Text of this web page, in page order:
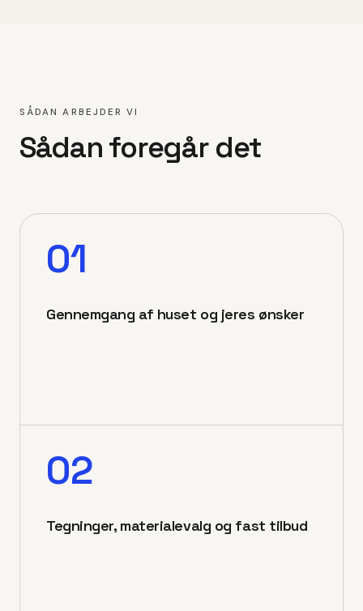
SÅDAN ARBEJDER VI
Sådan foregår det
01
Gennemgang af huset og jeres ønsker
02
Tegninger, materialevalg og fast tilbud